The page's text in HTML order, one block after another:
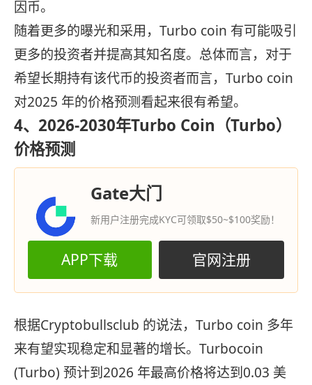
因币。
随着更多的曝光和采用，Turbo coin 有可能吸引
更多的投资者并提高其知名度。总体而言，对于
希望长期持有该代币的投资者而言，Turbo coin
对2025 年的价格预测看起来很有希望。
4、2026-2030年Turbo Coin（Turbo）
价格预测
Gate大门
新用户注册完成KYC可领取$50~$100奖励！
APP下载 官网注册
根据Cryptobullsclub 的说法，Turbo coin 多年
来有望实现稳定和显著的增长。Turbocoin
(Turbo) 预计到2026 年最高价格将达到0.03 美